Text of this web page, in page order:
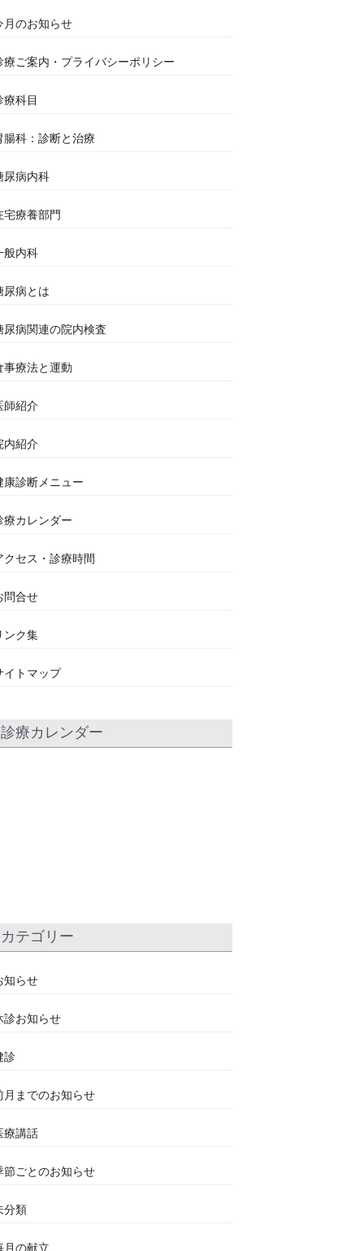
月のお知らせ
療ご案内・プライバシーポリシー
療科目
腸科：診断と治療
尿病内科
宅療養部門
般内科
尿病とは
尿病関連の院内検査
事療法と運動
師紹介
内紹介
康診断メニュー
療カレンダー
クセス・診療時間
問合せ
ンク集
イトマップ
診療カレンダー
カテゴリー
知らせ
診お知らせ
診
月までのお知らせ
療講話
節ごとのお知らせ
分類
月の献立